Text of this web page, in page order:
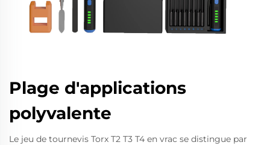
Plage d'applications
polyvalente
Le jeu de tournevis Torx T2 T3 T4 en vrac se distingue par